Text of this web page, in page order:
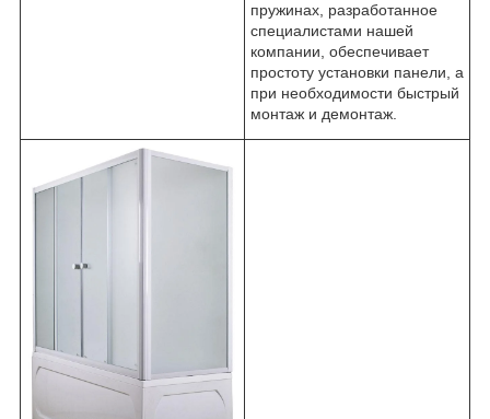
пружинах, разработанное
специалистами нашей
компании, обеспечивает
простоту установки панели, а
при необходимости быстрый
монтаж и демонтаж.